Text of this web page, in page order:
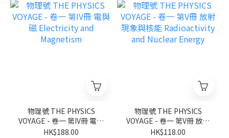
物理號 THE PHYSICS
VOYAGE - 卷一 第IV冊 電與
磁 Electricity and
HK$188.00
物理號 THE PHYSICS
VOYAGE - 卷一 第V冊 放射
現象與核能 Radioactivity
HK$118.00